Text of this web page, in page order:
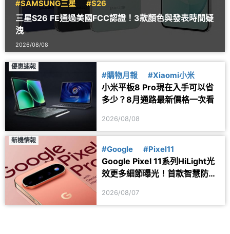
#SAMSUNG三星 #S26
三星S26 FE通過美國FCC認證！3款顏色與發表時間疑
洩
2026/08/08
優惠速報
#購物月報 #Xiaomi小米
小米平板8 Pro現在入手可以省
多少？8月通路最新價格一次看
2026/08/08
新機情報
#Google #Pixel11
Google Pixel 11系列HiLight光
效更多細節曝光！首款智慧防丟
2026/08/07